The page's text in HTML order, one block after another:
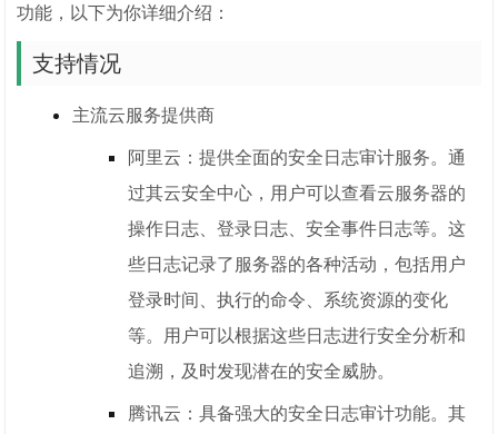
功能，以下为你详细介绍：
支持情况
主流云服务提供商
阿里云：提供全面的安全日志审计服务。通
过其云安全中心，用户可以查看云服务器的
操作日志、登录日志、安全事件日志等。这
些日志记录了服务器的各种活动，包括用户
登录时间、执行的命令、系统资源的变化
等。用户可以根据这些日志进行安全分析和
追溯，及时发现潜在的安全威胁。
腾讯云：具备强大的安全日志审计功能。其